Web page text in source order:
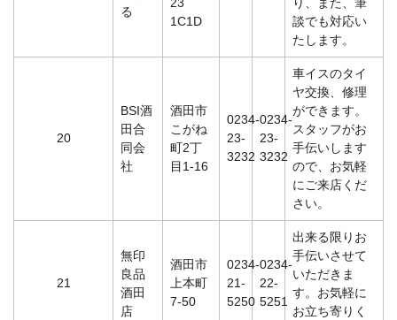
る
1C1D
談でも対応い
たします。
20
BSI酒
田合
同会
社
酒田市
こがね
町2丁
目1-16
0234-
23-
3232
0234-
23-
3232
車イスのタイ
ヤ交換、修理
ができます。
スタッフがお
手伝いします
ので、お気軽
にご来店くだ
さい。
21
無印
良品
酒田
店
酒田市
上本町
7-50
0234-
21-
5250
0234-
22-
5251
出来る限りお
手伝いさせて
いただきま
す。お気軽に
お立ち寄りく